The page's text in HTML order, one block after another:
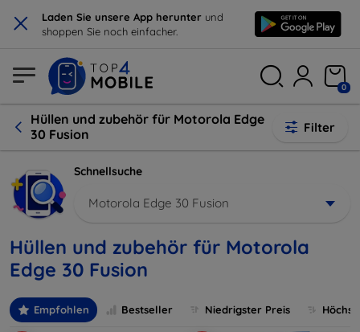
× Laden Sie unsere App herunter und
shoppen Sie noch einfacher.
0
Hüllen und zubehör für Motorola Edge
30 Fusion
Filter
Schnellsuche
Motorola Edge 30 Fusion
Hüllen und zubehör für Motorola
Edge 30 Fusion
Empfohlen Bestseller Niedrigster Preis